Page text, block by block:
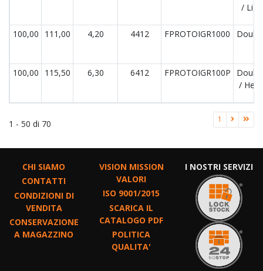
/
100,00 111,00 4,20 4412 FPROTOIGR1000
100,00 115,50 6,30 6412 FPROTOIGR100P
/
1 - 50 di 70 1
CHI SIAMO
CONTATTI
CONDIZIONI DI
VENDITA
CONSERVAZIONE
A MAGAZZINO
VISION MISSION
VALORI
ISO 9001/2015
SCARICA IL
CATALOGO PDF
POLITICA
QUALITA'
I NOSTRI SERVIZI